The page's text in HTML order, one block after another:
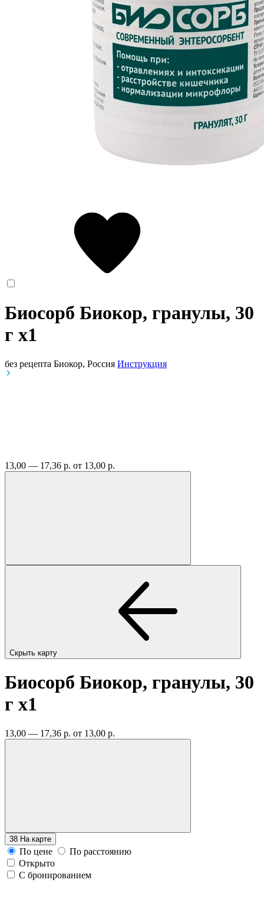
Биосорб Биокор, гранулы, 30
г x1
без рецепта Биокор, Россия Инструкция
13,00 — 17,36 р. от 13,00 р.
Скрыть карту
Биосорб Биокор, гранулы, 30
г x1
13,00 — 17,36 р. от 13,00 р.
38 На карте
По цене
По расстоянию
Открыто
С бронированием